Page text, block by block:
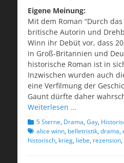
Eigene Meinung:
Mit dem Roman “Durch
britische Autorin und
Winn ihr Debüt vor, dass
in Groß-Britannien und
historische Roman ist in
Inzwischen wurden auch
eine Verfilmung der
Gaunt dürfte daher
Weiterlesen …
Kategorien
5 Sterne, Drama, Gay,
alice winn, belletristik, drama,
historisch, krieg, liebe, rezension,